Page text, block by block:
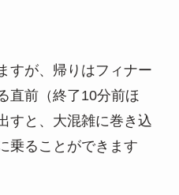
すが、帰りはフィナー
直前（終了10分前ほ
すと、大混雑に巻き込
乗ることができます